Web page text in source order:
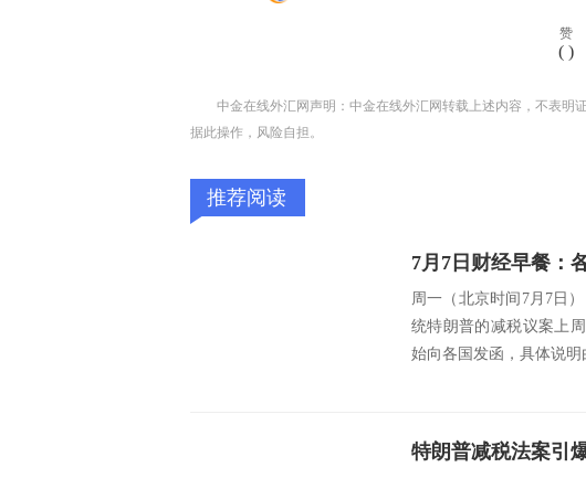
赞
( )
中金在线外汇网声明：中金在线外汇网转载上述内容，不表明
据此操作，风险自担。
推荐阅读
周一（北京时间7月7日
统特朗普的减税议案上
始向各国发函，具体说